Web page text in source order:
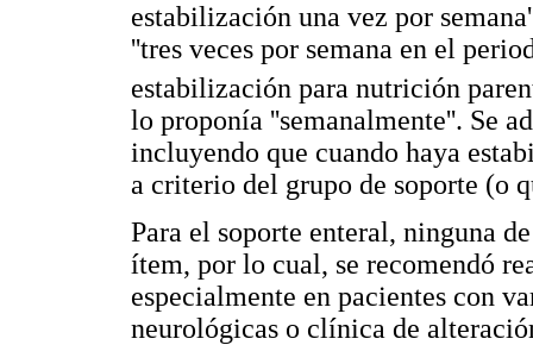
estabilización una vez por
''tres veces por semana en el
estabilización para nutrición
lo proponía ''semanalmente''. Se
incluyendo que cuando haya
a criterio del grupo de soporte (o
Para el soporte enteral, ninguna
ítem, por lo cual, se recomendó
especialmente en pacientes con
neurológicas o clínica de